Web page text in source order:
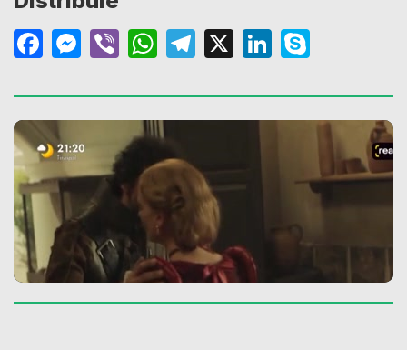
Facebook
Messenger
ViberWhatsApp
Telegram
X LinkedIn